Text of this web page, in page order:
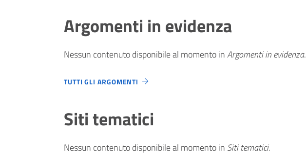
Argomenti in evidenza
Nessun contenuto disponibile al momentoinArgomenti in evidenza.
TUTTI GLI ARGOMENTI
Siti tematici
Nessun contenuto disponibile al momentoin Siti tematici.